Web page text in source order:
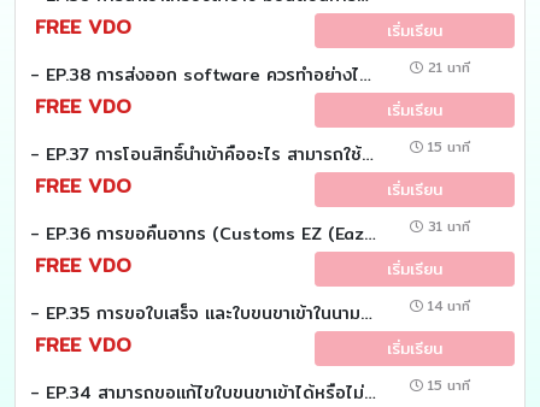
FREE VDO เริ่มเรียน
- EP.38 การส่งออก software ควรทำอย่างไร (Customs EZ (Eazy)) 21 นาที
FREE VDO เริ่มเรียน
- EP.37 การโอนสิทธิ์นำเข้าคืออะไร สามารถใช้ในกรณีไหนได้บ้าง (Customs EZ (Eazy)) 15 นาที
FREE VDO เริ่มเรียน
- EP.36 การขอคืนอากร (Customs EZ (Eazy)) 31 นาที
FREE VDO เริ่มเรียน
- EP.35 การขอใบเสร็จ และใบขนขาเข้าในนามบริษัท เมื่อเดินผ่านช่องแดง ณ จุดขาเข้าที่สนามบิน (Customs EZ (Eazy)) 14 นาที
FREE VDO เริ่มเรียน
- EP.34 สามารถขอแก้ไขใบขนขาเข้าได้หรือไม่ และมีขั้นตอนการดำเนินการอย่างไร (Customs EZ (Eazy)) 15 นาที